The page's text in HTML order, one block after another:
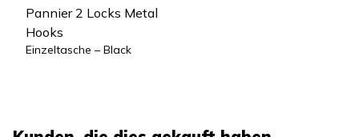
Pannier 2 Locks Metal
Hooks
Einzeltasche – Black